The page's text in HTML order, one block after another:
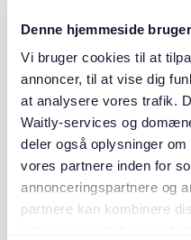
Denne hjemmeside
Vi bruger cookies til at
annoncer, til at vise dig
at analysere vores trafik.
Waitly-services og
deler også oplysninger
vores partnere inden for
annonceringspartnere og
partnere kan kombinere
1981
Beskrivelse